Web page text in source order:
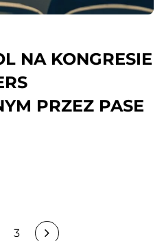
NA KONGRESIE
PRZEZ PASE
N
3